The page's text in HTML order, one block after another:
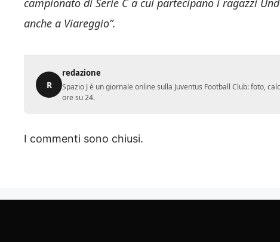
campionato di Serie C a cui partecipano i ragazzi
anche a Viareggio”.
R
redazione
Spazio J è un giornale online sulla Juventus Football Club: foto,
ore su 24.
I commenti sono chiusi.